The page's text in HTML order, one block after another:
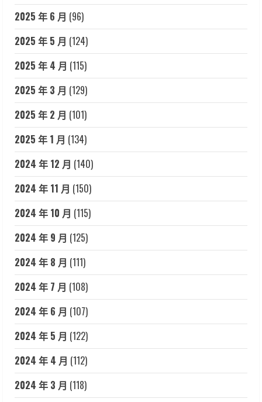
2025 年 6 月 (96)
2025 年 5 月 (124)
2025 年 4 月 (115)
2025 年 3 月 (129)
2025 年 2 月 (101)
2025 年 1 月 (134)
2024 年 12 月 (140)
2024 年 11 月 (150)
2024 年 10 月 (115)
2024 年 9 月 (125)
2024 年 8 月 (111)
2024 年 7 月 (108)
2024 年 6 月 (107)
2024 年 5 月 (122)
2024 年 4 月 (112)
2024 年 3 月 (118)